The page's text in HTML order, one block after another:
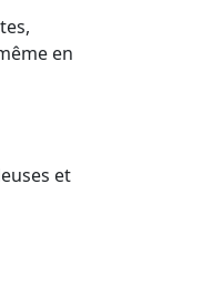
en
et